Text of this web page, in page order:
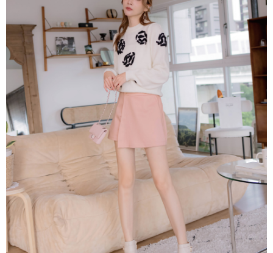
2.透過簡訊連結打開帳單後，可選擇「超商條碼／台灣大直營門市／銀行轉
帳／街口支付／iPASS MONEY」等通路繳費。
【注意事項】
1.本服務係由「台灣大哥大股份有限公司」（以下簡稱本公司）所提供，讓
用戶於交易時，得透過本服務購買商品或服務，並由商店將買賣／分期付款
買賣價金債權讓與本公司後，依約使用本公司帳單繳交帳款。
2.基於同意付款使用「大哥付你分期」之契約關係目的，商店將以您的個人
資料（包含姓名、電話或地址）提供予台灣大哥大進項蒐集、處理及利用，
由本公司與您本人進行分期帳單所需資料之確認、核對及更正。
3.完整用戶服務條款，請詳閱以下連結：
https://oppay.tw/userRule
１．於結帳方式選擇「AFTEE先享後付」後，將跳轉至「AFTEE先享後付」
結帳頁面，進行簡訊認證並確認金額後，即可完成結帳。
２．訂單成立數日內，您將收到繳費通知簡訊。
３．收到繳費通知簡訊後14天內，點擊此簡訊中的連結，可透過四大超商／
ATM／網路銀行／等多元方式進行付款，方視為交易完成。
※ 請注意：結帳手續完成當下不需立刻繳費，但若您需要取消訂單，請聯絡
購買商品的店家。未經商家同意取消之訂單仍視為有效，需透過AFTEE先享
後付繳納相關費用。
※ 交易是否成功請以「AFTEE先享後付 」之結帳頁面顯示為準，若有關於
是否繳費成功／繳費後需取消欲退款等相關疑問，請聯繫「AFTEE先享後付
客戶支援中心」
https://netprotections.freshdesk.com/support/home
【注意事項】
１．透過由恩沛科技股份有限公司提供之「AFTEE先享後付」服務完成之交
易，需依本服務之必要範圍內提供個人資料，並將交易相關給付款項請求債
權轉讓予恩沛科技股份有限公司。
２．關於個人資料處理事宜，請瀏覽以下網址：
https://aftee.tw/terms/#terms3
３．未成年的使用者請事先徵得法定代理人或監護人之同意方可使用
「AFTEE先享後付」，若未經同意申辦者引起之損失，本公司不負相關責
４．使用「AFTEE先享後付」時，將依據個別帳號之用戶狀況，依本公司即
時審查核予不同之上限額度；若仍有額度不足之情形，本公司將視審查結果
付款後萊爾富取貨
免運費
付款後7-11取貨
免運費
一般商品宅配
免運費
付款後門市自取
每筆NT$80，滿NT$1,500(含以上)免運費
國家/地區配送 查看運費